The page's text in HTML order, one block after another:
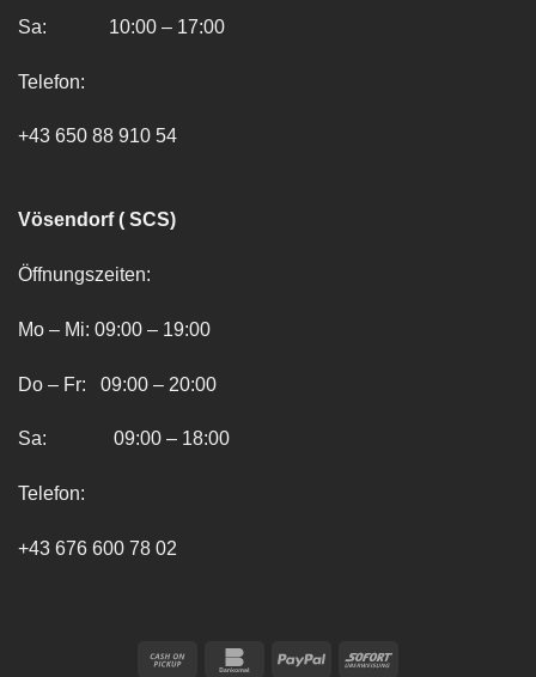
Sa: 10:00 – 17:00
Telefon:
+43 650 88 910 54
Vösendorf ( SCS)
Öffnungszeiten:
Mo – Mi: 09:00 – 19:00
Do – Fr: 09:00 – 20:00
Sa: 09:00 – 18:00
Telefon:
+43 676 600 78 02
Cash
BankomatPayPal Sofort